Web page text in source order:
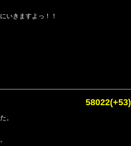
いきますよっ！！
58022(+53)
。